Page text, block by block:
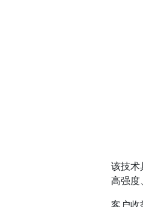
该技术
高强度